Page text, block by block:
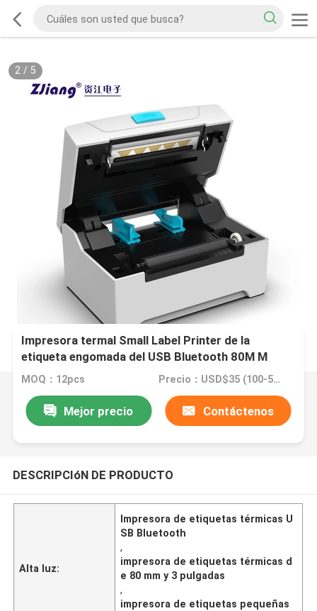
2/ 5
Impresora termal Small Label Printer de la
etiqueta engomada del USB Bluetooth 80M M
3Inch
MOQ：12pcs Precio：USD$35 (100-500pcs)
Mejor precio Contáctenos
DESCRIPCIóN DE PRODUCTO
Alta luz:
Impresora de etiquetas térmicas U
SB Bluetooth
,
impresora de etiquetas térmicas d
e 80 mm y 3 pulgadas
,
impresora de etiquetas pequeñas